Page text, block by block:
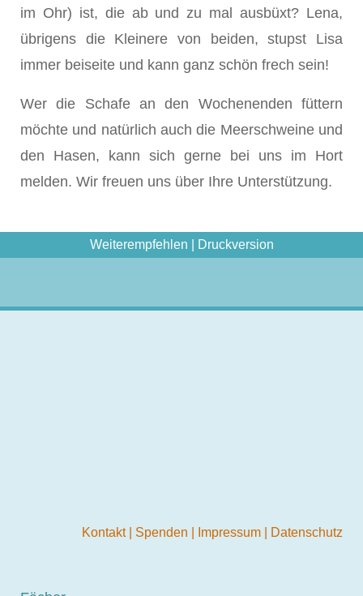
im Ohr) ist, die ab und zu mal ausbüxt? Lena,
übrigens die Kleinere von beiden, stupst Lisa
immer beiseite und kann ganz schön frech sein!
Wer die Schafe an den Wochenenden füttern
möchte und natürlich auch die Meerschweine und
den Hasen, kann sich gerne bei uns im Hort
melden. Wir freuen uns über Ihre Unterstützung.
Weiterempfehlen Druckversion
Kontakt Spenden Impressum Datenschutz